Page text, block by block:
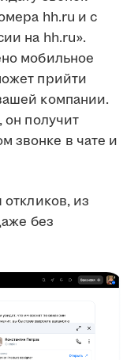
hh.ru и с
на hh.ru».
мобильное
прийти
компании.
он получит
звонке в чате и
из
без